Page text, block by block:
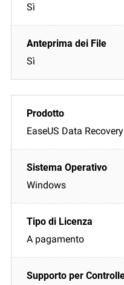
Sì
Sì
EaseUS Data Recovery
Windows
A pagamento